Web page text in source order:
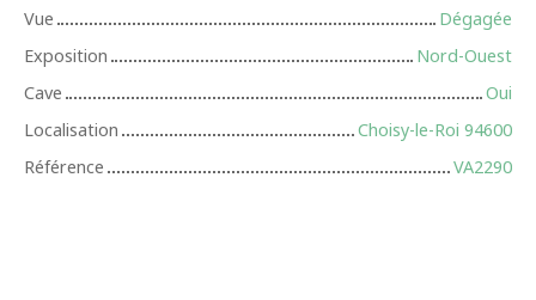
Vue
Dégagée
Exposition
Nord-Ouest
Cave
Oui
Localisation
Choisy-le-Roi 94600
Référence
VA2290